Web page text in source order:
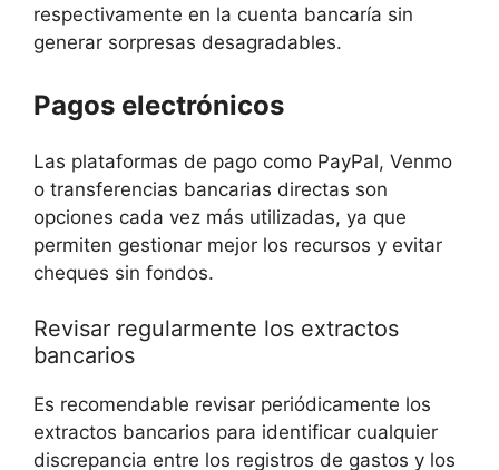
respectivamente en la cuenta bancaría sin
generar sorpresas desagradables.
Pagos electrónicos
Las plataformas de pago como PayPal, Venmo
o transferencias bancarias directas son
opciones cada vez más utilizadas, ya que
permiten gestionar mejor los recursos y evitar
cheques sin fondos.
Revisar regularmente los extractos
bancarios
Es recomendable revisar periódicamente los
extractos bancarios para identificar cualquier
discrepancia entre los registros de gastos y los